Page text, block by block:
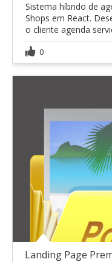
Sistema híbrido de
Shops em React.
o cliente agenda
0